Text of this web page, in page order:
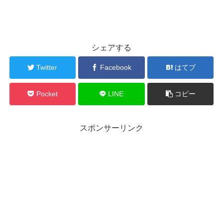
シェアする
Twitter Facebook はてブ
Pocket LINE コピー
スポンサーリンク